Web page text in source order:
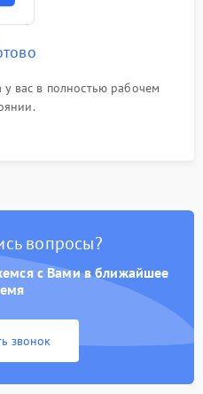
вас в полностью рабочем
вопросы?
с Вами в ближайшее
звонок